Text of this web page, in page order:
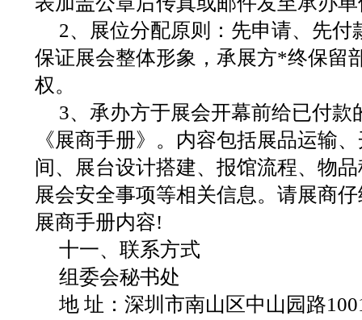
2、展位分配原则：先申请、先付
保证展会整体形象，承展方*终保留
权。
3、承办方于展会开幕前给已付款
《展商手册》。内容包括展品运输
间、展台设计搭建、报馆流程、物
展会安全事项等相关信息。请展商
展商手册内容!
十一、联系方式
组委会秘书处
地 址：深圳市南山区中山园路